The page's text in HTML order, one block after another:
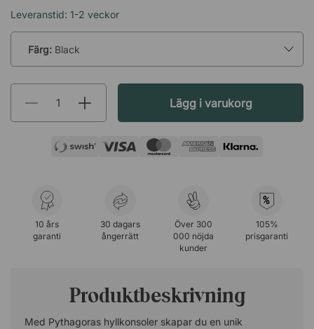
Leveranstid: 1-2 veckor
Färg: Black
Lägg i varukorg
10 års
garanti
30 dagars
ångerrätt
Över 300
000 nöjda
kunder
%
105%
prisgaranti
Produktbeskrivning
Med Pythagoras hyllkonsoler skapar du en unik